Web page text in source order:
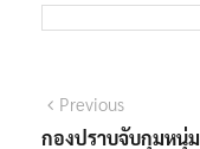
แนะแนว
PreviousPrevious
post:
กองปราบจับกุมหนุ่ม